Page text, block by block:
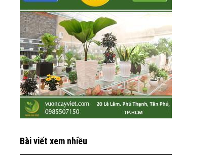
Bài viết xem nhiều